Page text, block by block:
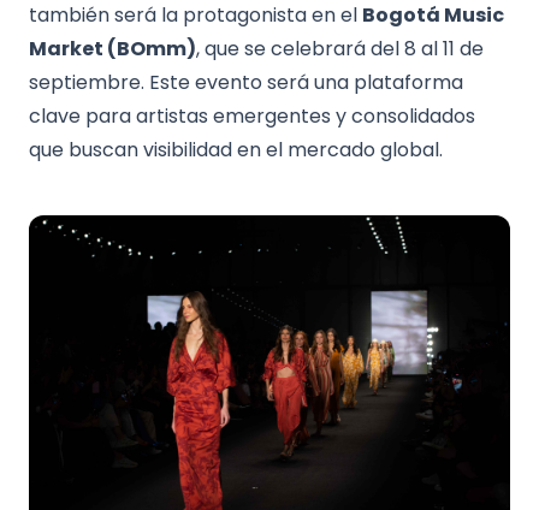
también será la protagonista en el Bogotá Music
Market (BOmm), que se celebrará del 8 al 11 de
septiembre. Este evento será una plataforma
clave para artistas emergentes y consolidados
que buscan visibilidad en el mercado global.